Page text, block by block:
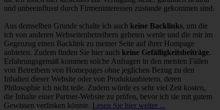
und unbeeinflusst durch Firmeninteressen zustande gekommen sind.
Aus demselben Grunde schalte ich auch keine Backlinks, um die
ich von anderen Webseitenbetreibern gebeten werde und die mir im
Gegenzug einen Backlink zu meiner Seite auf ihrer Hompage
anbieten. Zudem finden Sie hier auch keine Gefälligkeitsbeiträge.
Erfahrungsgemäß kommen solche Anfragen in den meisten Fällen
von Betreibern von Homepages ohne jeglichen Bezug zu den
Inhalten dieser Website oder von Produktanbietern, deren
Philosophie ich nicht teile. Zudem würde es sehr viel Zeit kosten,
die Inhalte einer Partner-Website zu prüfen, bevor ich sie mit gutem
Gewissen verlinken könnte. Lesen Sie hier weiter ...